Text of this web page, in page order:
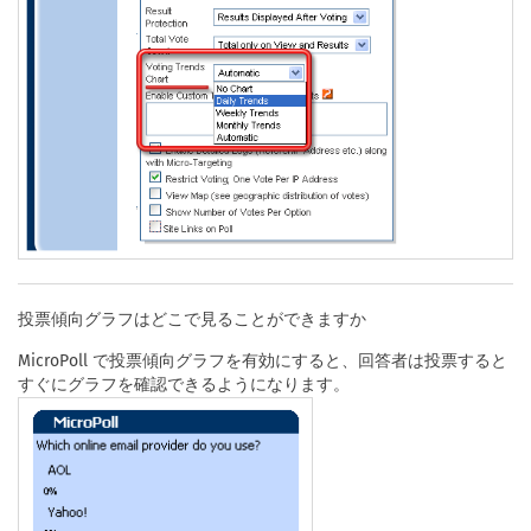
投票傾向グラフはどこで見ることができますか
MicroPoll で投票傾向グラフを有効にすると、回答者は投票すると
すぐにグラフを確認できるようになります。